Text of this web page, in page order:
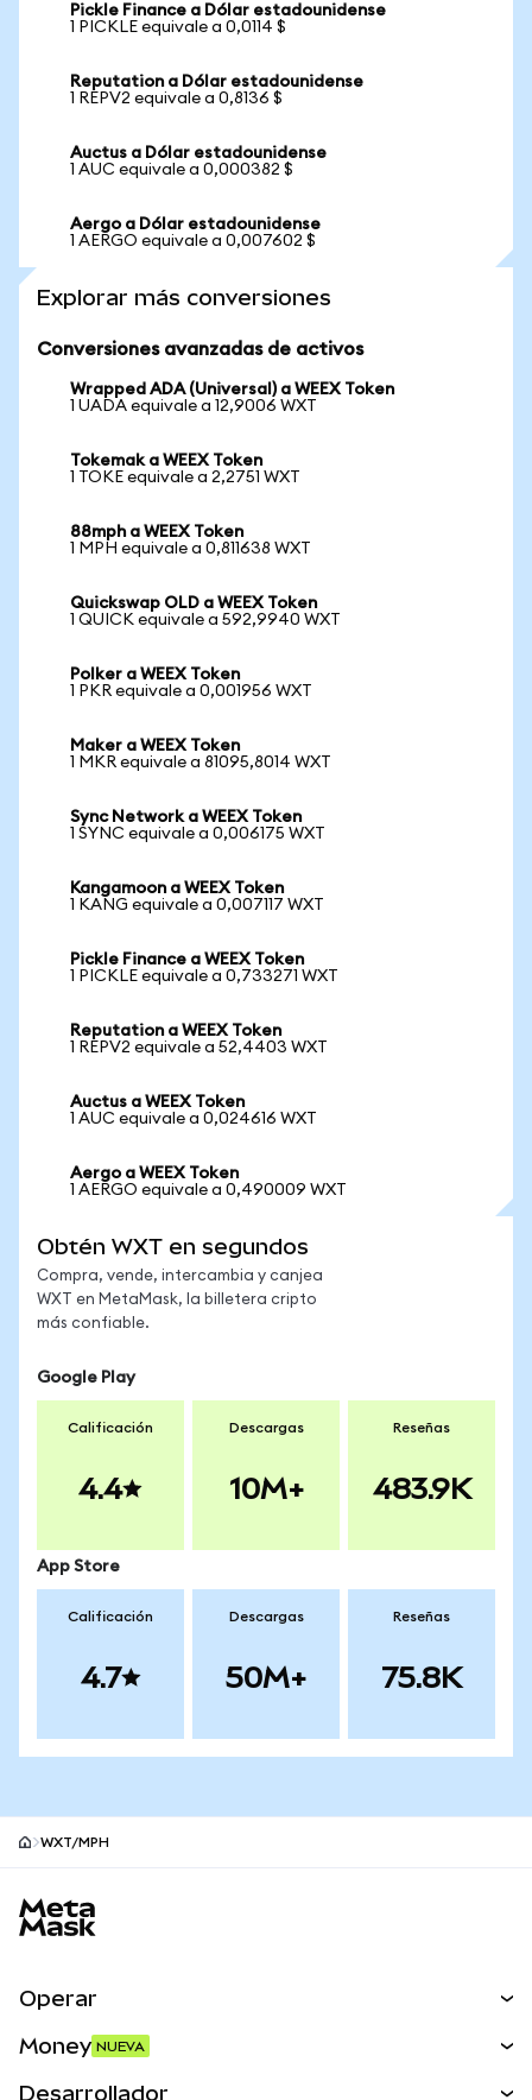
Pickle Finance a Dólar estadounidense
1 PICKLE equivale a 0,0114 $
Reputation a Dólar estadounidense
1 REPV2 equivale a 0,8136 $
Auctus a Dólar estadounidense
1 AUC equivale a 0,000382 $
Aergo a Dólar estadounidense
1 AERGO equivale a 0,007602 $
Explorar más conversiones
Conversiones avanzadas de activos
Wrapped ADA (Universal) a WEEX Token
1 UADA equivale a 12,9006 WXT
Tokemak a WEEX Token
1 TOKE equivale a 2,2751 WXT
88mph a WEEX Token
1 MPH equivale a 0,811638 WXT
Quickswap OLD a WEEX Token
1 QUICK equivale a 592,9940 WXT
Polker a WEEX Token
1 PKR equivale a 0,001956 WXT
Maker a WEEX Token
1 MKR equivale a 81095,8014 WXT
Sync Network a WEEX Token
1 SYNC equivale a 0,006175 WXT
Kangamoon a WEEX Token
1 KANG equivale a 0,007117 WXT
Pickle Finance a WEEX Token
1 PICKLE equivale a 0,733271 WXT
Reputation a WEEX Token
1 REPV2 equivale a 52,4403 WXT
Auctus a WEEX Token
1 AUC equivale a 0,024616 WXT
Aergo a WEEX Token
1 AERGO equivale a 0,490009 WXT
Obtén WXT en segundos
Compra, vende, intercambia y canjea
WXT en MetaMask, la billetera cripto
más confiable.
Google Play
Calificación
4.4
Descargas
10M+
Reseñas
483.9K
App Store
Calificación
4.7
Descargas
50M+
Reseñas
75.8K
WXT/MPH
Operar
Money NUEVA
Desarrollador